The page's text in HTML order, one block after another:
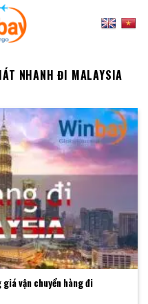
NHANH ĐI MALAYSIA
vận chuyển hàng đi